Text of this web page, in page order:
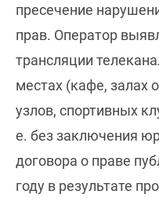
пресечение
прав. Оператор
трансляции
местах (кафе, залах
узлов, спортивных
е. без заключения
договора о праве
году в результате